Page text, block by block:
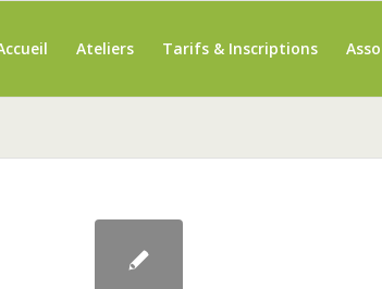
Ateliers Tarifs & Inscriptions